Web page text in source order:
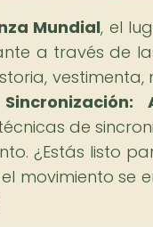
Mundial, el
a través de
de
¿Estás listo
movimiento se